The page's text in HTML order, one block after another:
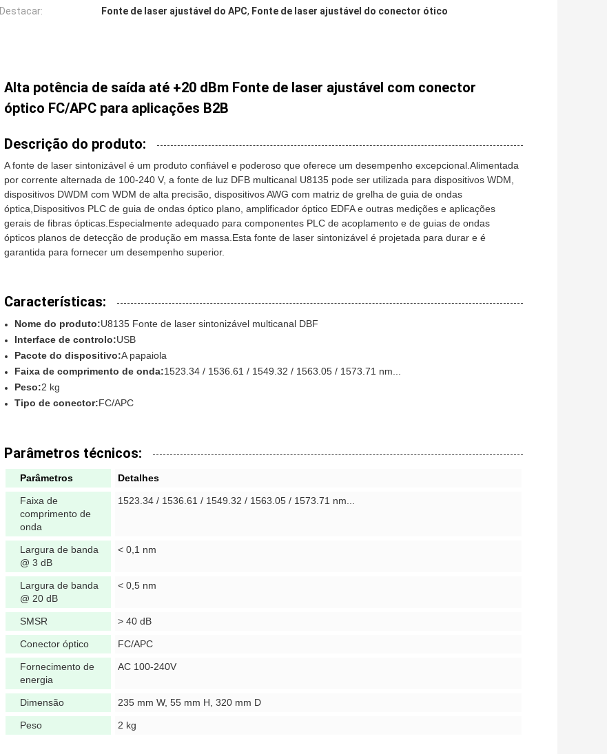
Destacar: Fonte de laser ajustável do APC, Fonte de laser ajustável do conector ótico
Alta potência de saída até +20 dBm Fonte de laser ajustável com conector
óptico FC/APC para aplicações B2B
Descrição do produto:
A fonte de laser sintonizável é um produto confiável e poderoso que oferece um desempenho excepcional.Alimentada
por corrente alternada de 100-240 V, a fonte de luz DFB multicanal U8135 pode ser utilizada para dispositivos WDM,
dispositivos DWDM com WDM de alta precisão, dispositivos AWG com matriz de grelha de guia de ondas
óptica,Dispositivos PLC de guia de ondas óptico plano, amplificador óptico EDFA e outras medições e aplicações
gerais de fibras ópticas.Especialmente adequado para componentes PLC de acoplamento e de guias de ondas
ópticos planos de detecção de produção em massa.Esta fonte de laser sintonizável é projetada para durar e é
garantida para fornecer um desempenho superior.
Características:
Nome do produto:U8135 Fonte de laser sintonizável multicanal DBF
Interface de controlo:USB
Pacote do dispositivo:A papaiola
Faixa de comprimento de onda:1523.34 / 1536.61 / 1549.32 / 1563.05 / 1573.71 nm...
Peso:2 kg
Tipo de conector:FC/APC
Parâmetros técnicos:
Parâmetros Detalhes
Faixa de
comprimento de
onda
1523.34 / 1536.61 / 1549.32 / 1563.05 / 1573.71 nm...
Largura de banda
@ 3 dB
< 0,1 nm
Largura de banda
@ 20 dB
< 0,5 nm
SMSR > 40 dB
Conector óptico FC/APC
Fornecimento de
energia
AC 100-240V
Dimensão 235 mm W, 55 mm H, 320 mm D
Peso 2 kg